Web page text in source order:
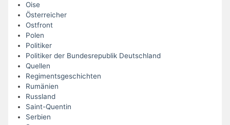
Oise
Österreicher
Ostfront
Polen
Politiker
Politiker der Bundesrepublik Deutschland
Quellen
Regimentsgeschichten
Rumänien
Russland
Saint-Quentin
Serbien